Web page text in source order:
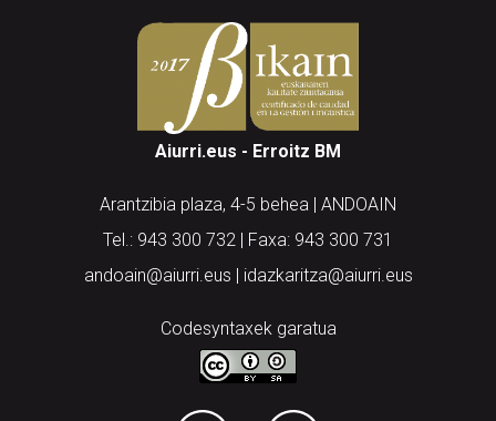
Aiurri.eus - Erroitz BM
Arantzibia plaza, 4-5 behea | ANDOAIN
Tel.: 943 300 732 | Faxa: 943 300 731
andoain@aiurri.eus | idazkaritza@aiurri.eus
Codesyntaxek garatua